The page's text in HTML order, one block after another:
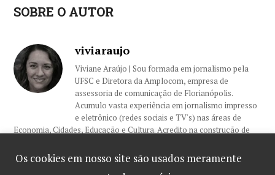
SOBRE O AUTOR
viviaraujo
Viviane Araújo | Sou formada em jornalismo pela
UFSC e Diretora da Amplocom, empresa de
assessoria de comunicação de Florianópolis.
Acumulo vasta experiência em jornalismo impresso
e eletrônico (redes sociais e TV's) nas áreas de
Economia, Cidades, Educação e Cultura. Acredito na construção de
embasados na ética e profissionalismo.
Os cookies em nosso site são usados meramente